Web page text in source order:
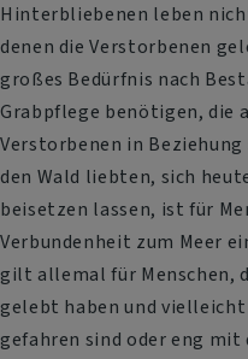
Hinterbliebenen leben
denen die Verstorbenen
großes Bedürfnis nach
Grabpflege benötigen, die
Verstorbenen in Beziehung
den Wald liebten, sich
beisetzen lassen, ist für
Verbundenheit zum Meer
gilt allemal für Menschen,
gelebt haben und
gefahren sind oder eng mit